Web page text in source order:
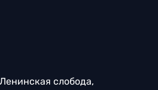
слобода,